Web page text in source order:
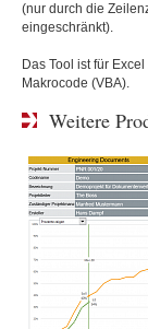
(nur durch die
eingeschränkt).
Das Tool ist für
Makrocode (VBA).
Weitere